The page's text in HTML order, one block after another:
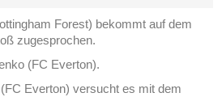
Forest) bekommt auf dem
zugesprochen.
(FC Everton).
Everton) versucht es mit dem